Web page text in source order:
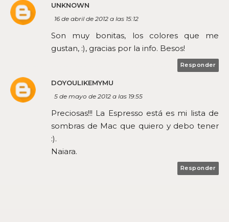
UNKNOWN
16 de abril de 2012 a las 15:12
Son muy bonitas, los colores que me
gustan, :), gracias por la info. Besos!
Responder
DOYOULIKEMYMU
5 de mayo de 2012 a las 19:55
Preciosas!!! La Espresso está es mi lista de
sombras de Mac que quiero y debo tener
:).
Naiara.
Responder